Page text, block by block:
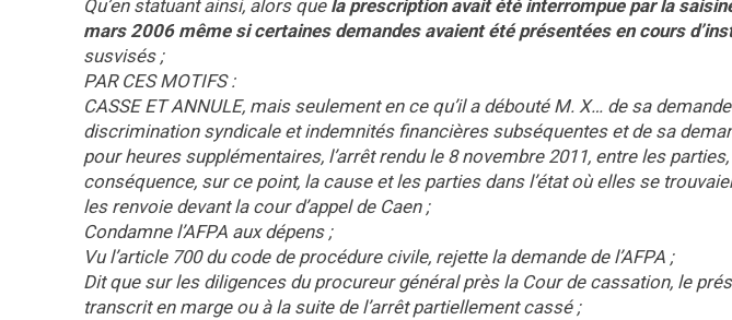
Qu’en statuant ainsi, alors quela prescription avait été interrompue par la
mars 2006 même si certaines demandes avaient été présentées en cours
susvisés ;
PAR CES MOTIFS :
CASSE ET ANNULE, mais seulement en ce qu’il a débouté M. X… de sa
discrimination syndicale et indemnités financières subséquentes et de sa
pour heures supplémentaires, l’arrêt rendu le 8 novembre 2011, entre les
conséquence, sur ce point, la cause et les parties dans l’état où elles se
les renvoie devant la cour d’appel de Caen ;
Condamne l’AFPA aux dépens ;
Vu l’article 700 du code de procédure civile, rejette la demande de l’AFPA ;
Dit que sur les diligences du procureur général près la Cour de cassation, le
transcrit en marge ou à la suite de l’arrêt partiellement cassé ;